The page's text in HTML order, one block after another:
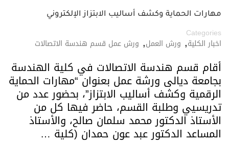
مهارات الحماية وكشف أساليب الابتزاز الإلكتروني
Categories
اخبار الكلية, ورش العمل, ورش عمل قسم هندسة الاتصالات
أقام قسم هندسة الاتصالات في كلية الهندسة
بجامعة ديالى ورشة عمل بعنوان “مهارات الحماية
الرقمية وكشف أساليب الابتزاز”، بحضور عدد من
تدريسيي وطلبة القسم، حاضر فيها كل من
الأستاذ الدكتور محمد سلمان صالح، والأستاذ
المساعد الدكتور عبد عون حمدان (كلية …